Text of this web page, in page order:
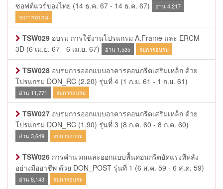
ซอฟต์แวร์ของไทย (14 ธ.ค. 67 - 14 ธ.ค. 67)
อ่าน 4,217
จบการอบรม
TSW029 อบรม การใช้งานโปรแกรม A.Frame และ ERCM
3D (6 เม.ย. 67 - 6 เม.ย. 67) อ่าน 1,535 จบการอบรม
TSW028 อบรมการออกแบบอาคารคอนกรีตเสริมเหล็ก ด้วย
โปรแกรม DON_RC (2.20) รุ่นที่ 4 (1 ก.ย. 61 - 1 ก.ย. 61)
อ่าน 11,771 จบการอบรม
TSW027 อบรมการออกแบบอาคารคอนกรีตเสริมเหล็ก ด้วย
โปรแกรม DON_RC (1.90) รุ่นที่ 3 (8 ก.ค. 60 - 8 ก.ค. 60)
อ่าน 3,649 จบการอบรม
TSW026 การคำนวณและออกแบบพื้นคอนกรีตอัดแรงทีหลัง
อย่างมืออาชีพ ด้วย DON_POST รุ่นที่ 1 (6 ส.ค. 59 - 6 ส.ค. 59)
อ่าน 8,143 จบการอบรม